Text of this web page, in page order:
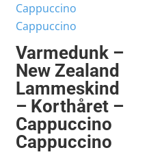
Varmedunk –
New Zealand
Lammeskind
– Korthåret –
Cappuccino
Cappuccino